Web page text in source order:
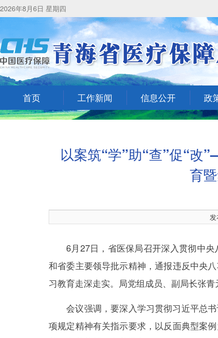
2026年8月6日 星期四
首页 工作新闻 信息公开 政
以案筑“学”助“查”促“改
育
6月27日，省医保局召开深入贯彻中央
和省委主要领导批示精神，通报违反中央
习教育走深走实。局党组成员、副局长张
会议强调，要深入学习贯彻习近平总书
项规定精神有关指示要求，以反面典型案